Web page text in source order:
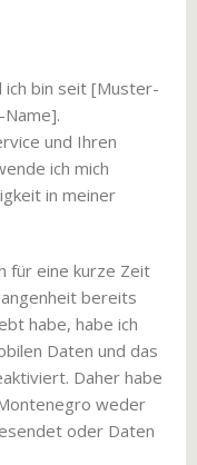
bin seit [Muster-
und Ihren
ich mich
in meiner
für eine kurze Zeit
bereits
habe, habe ich
Daten und das
Daher habe
weder
oder Daten